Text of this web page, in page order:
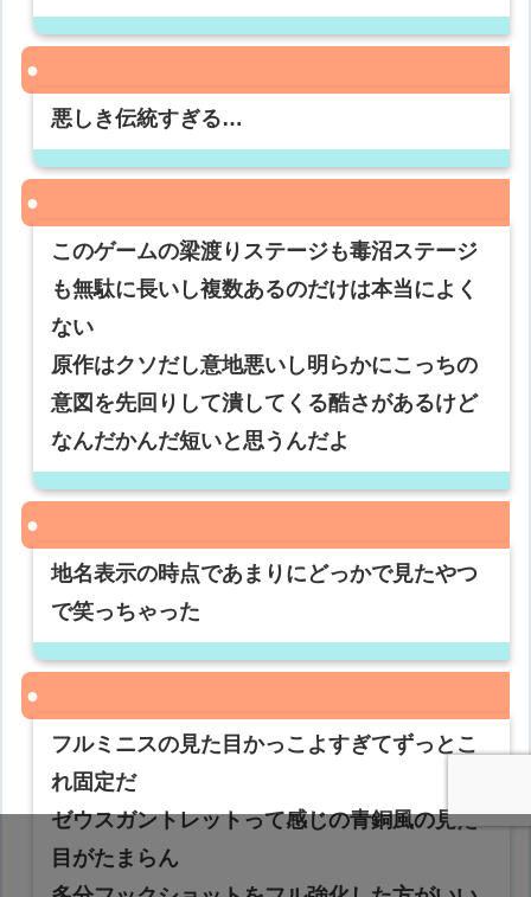
悪しき伝統すぎる…
このゲームの梁渡りステージも毒沼ステージ
も無駄に長いし複数あるのだけは本当によく
ない
原作はクソだし意地悪いし明らかにこっちの
意図を先回りして潰してくる酷さがあるけど
なんだかんだ短いと思うんだよ
地名表示の時点であまりにどっかで見たやつ
で笑っちゃった
フルミニスの見た目かっこよすぎてずっとこ
れ固定だ
ゼウスガントレットって感じの青銅風の見た
目がたまらん